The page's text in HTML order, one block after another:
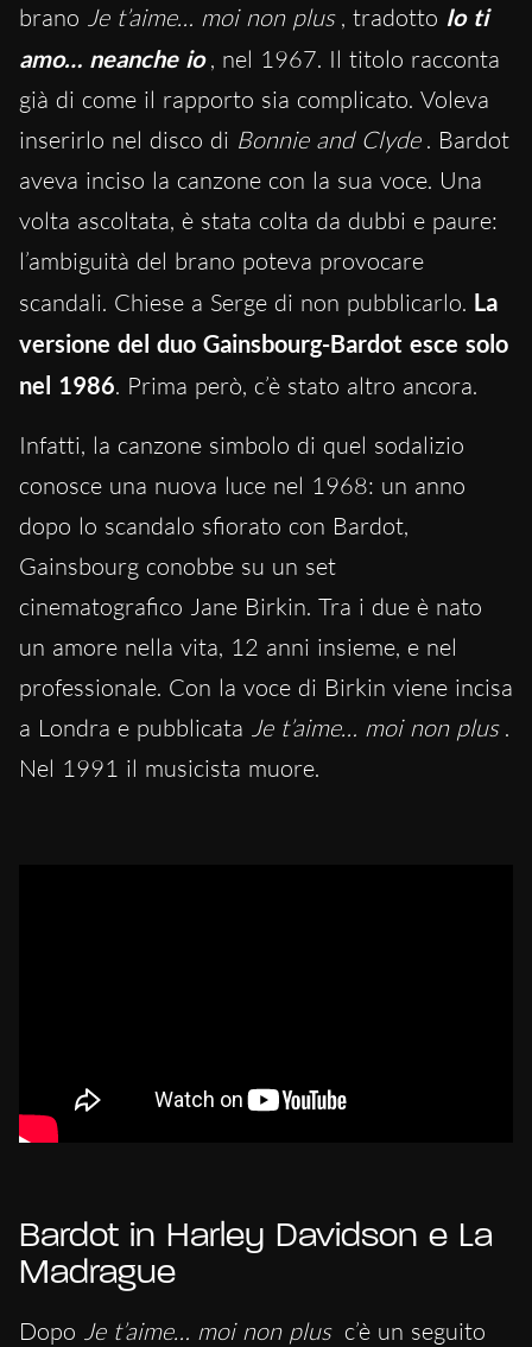
brano Je t’aime… moi non plus , tradotto Io ti
amo… neanche io , nel 1967. Il titolo racconta
già di come il rapporto sia complicato. Voleva
inserirlo nel disco di Bonnie and Clyde . Bardot
aveva inciso la canzone con la sua voce. Una
volta ascoltata, è stata colta da dubbi e paure:
l’ambiguità del brano poteva provocare
scandali. Chiese a Serge di non pubblicarlo. La
versione del duo Gainsbourg-Bardot esce solo
nel 1986. Prima però, c’è stato altro ancora.
Infatti, la canzone simbolo di quel sodalizio
conosce una nuova luce nel 1968: un anno
dopo lo scandalo sfiorato con Bardot,
Gainsbourg conobbe su un set
cinematografico Jane Birkin. Tra i due è nato
un amore nella vita, 12 anni insieme, e nel
professionale. Con la voce di Birkin viene incisa
a Londra e pubblicata Je t’aime… moi non plus .
Nel 1991 il musicista muore.
Bardot in Harley Davidson e La
Madrague
Dopo Je t’aime… moi non plus c’è un seguito